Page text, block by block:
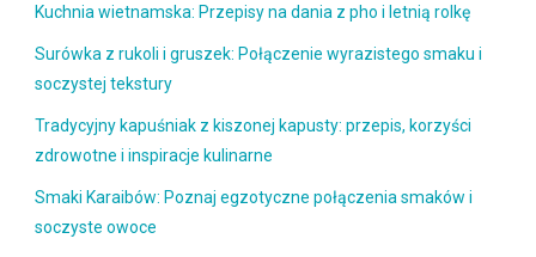
Kuchnia wietnamska: Przepisy na dania z pho i letnią rolkę
Surówka z rukoli i gruszek: Połączenie wyrazistego smaku i
soczystej tekstury
Tradycyjny kapuśniak z kiszonej kapusty: przepis, korzyści
zdrowotne i inspiracje kulinarne
Smaki Karaibów: Poznaj egzotyczne połączenia smaków i
soczyste owoce